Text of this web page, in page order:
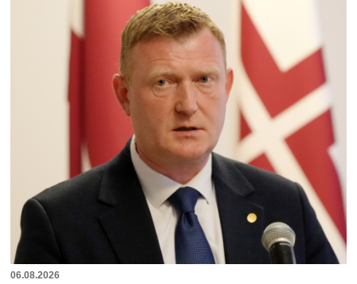
06.08.2026